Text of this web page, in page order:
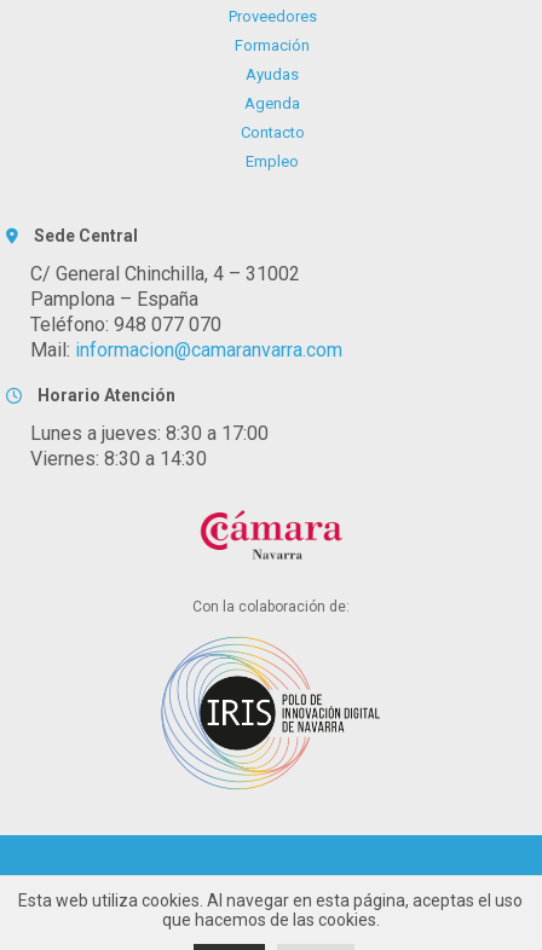
Proveedores
Formación
Ayudas
Agenda
Contacto
Empleo
Sede Central
C/ General Chinchilla, 4 – 31002
Pamplona – España
Teléfono: 948 077 070
Mail: informacion@camaranvarra.com
Horario Atención
Lunes a jueves: 8:30 a 17:00
Viernes: 8:30 a 14:30
Con la colaboración de:
Aviso legal
Esta web utiliza cookies. Al navegar en esta página, aceptas el uso
que hacemos de las cookies.